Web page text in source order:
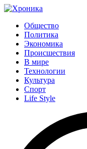
Общество
Политика
Экономика
Происшествия
В мире
Технологии
Культура
Спорт
Life Style